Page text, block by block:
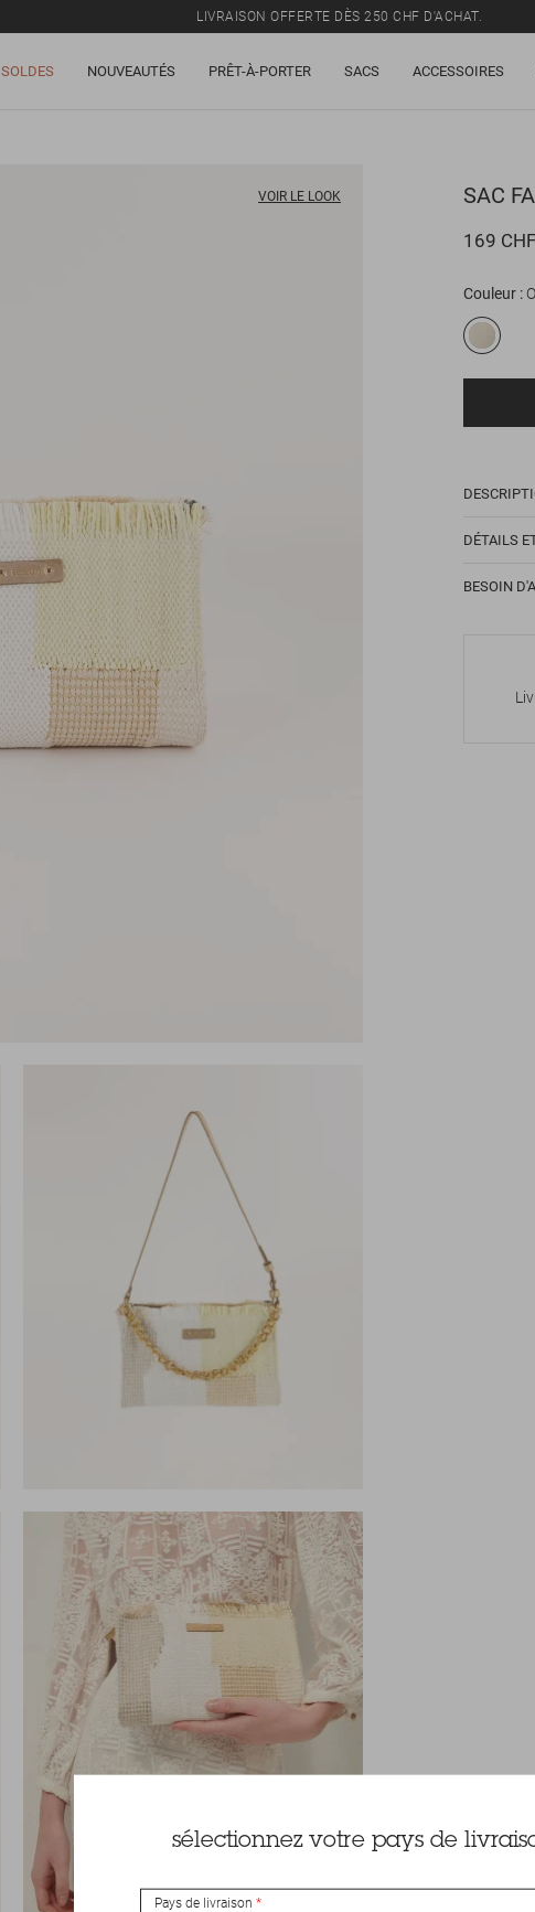
LIVRAISON OFFERTE DÈS 250 CHF D'ACHAT.
SOLDES NOUVEAUTÉS PRÊT-À-PORTER SACS ACCESSOIRES
VOIR LE LOOK SAC
169 CHF
Couleur
DÉTAILS
BESOIN
sélectionnez votre pays de
Pays de livraison